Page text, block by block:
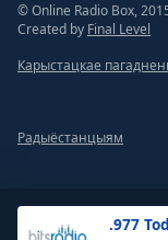
.977
© Online Radio Box,
Created by Final Level
Карыстацкае
Радыёстанцыям